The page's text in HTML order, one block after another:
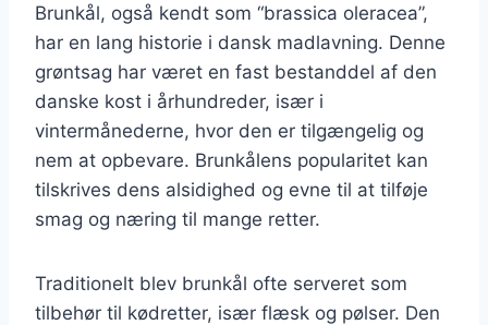
Brunkål, også kendt som “brassica oleracea”,
har en lang historie i dansk madlavning. Denne
grøntsag har været en fast bestanddel af den
danske kost i århundreder, især i
vintermånederne, hvor den er tilgængelig og
nem at opbevare. Brunkålens popularitet kan
tilskrives dens alsidighed og evne til at tilføje
smag og næring til mange retter.
Traditionelt blev brunkål ofte serveret som
tilbehør til kødretter, især flæsk og pølser. Den